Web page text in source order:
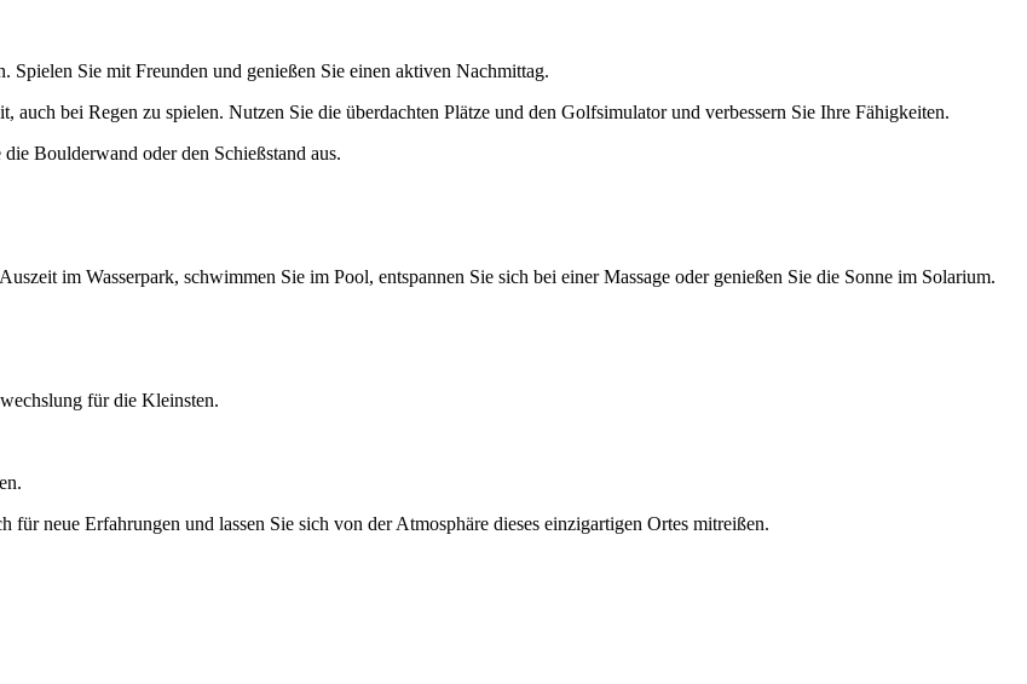
Spielen Sie mit Freunden und genießen Sie einen aktiven Nachmittag.
bei Regen zu spielen. Nutzen Sie die überdachten Plätze und den Golfsimulator und verbessern Sie Ihre Fähigkeiten.
Boulderwand oder den Schießstand aus.
im Wasserpark, schwimmen Sie im Pool, entspannen Sie sich bei einer Massage oder genießen Sie die Sonne im Solarium.
für die Kleinsten.
neue Erfahrungen und lassen Sie sich von der Atmosphäre dieses einzigartigen Ortes mitreißen.